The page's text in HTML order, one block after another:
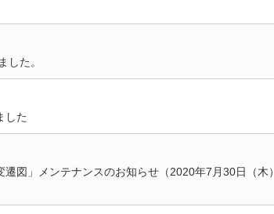
した。
した
図」メンテナンスのお知らせ（2020年7月30日（木）